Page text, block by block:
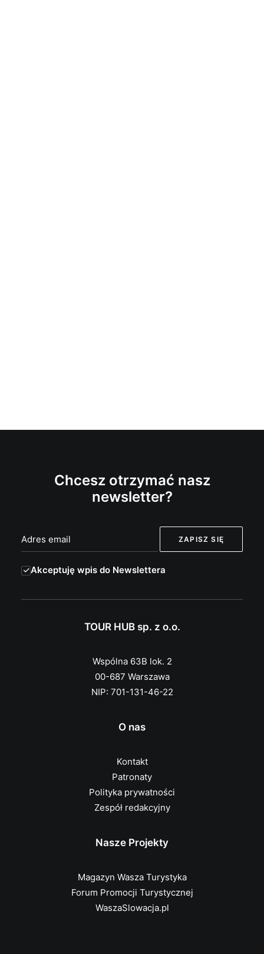
Chcesz otrzymać nasz
newsletter?
Akceptuję wpis do Newslettera
TOUR HUB sp. z o.o.
Wspólna 63B lok. 2
00-687 Warszawa
NIP: 701-131-46-22
O nas
Kontakt
Patronaty
Polityka prywatności
Zespół redakcyjny
Nasze Projekty
Magazyn Wasza Turystyka
Forum Promocji Turystycznej
WaszaSlowacja.pl